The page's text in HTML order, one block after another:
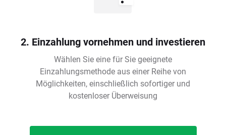
2. Einzahlung vornehmen und investieren
Wählen Sie eine für Sie geeignete
Einzahlungsmethode aus einer Reihe von
Möglichkeiten, einschließlich sofortiger und
kostenloser Überweisung